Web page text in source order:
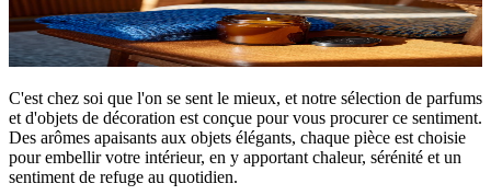
C'est chez soi que l'on se sent le mieux, et notre sélection de parfums
et d'objets de décoration est conçue pour vous procurer ce sentiment.
Des arômes apaisants aux objets élégants, chaque pièce est choisie
pour embellir votre intérieur, en y apportant chaleur, sérénité et un
sentiment de refuge au quotidien.